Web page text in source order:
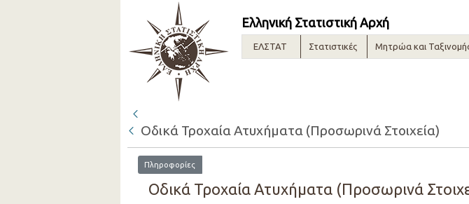
Ελληνική Στατιστική Αρχή
ΕΛΣΤΑΤ Στατιστικές Μητρώα και
Οδικά Τροχαία Ατυχήματα (Προσωρινά Στοιχεία)
Πληροφορίες
Οδικά Τροχαία Ατυχήματα (Προσωρινά